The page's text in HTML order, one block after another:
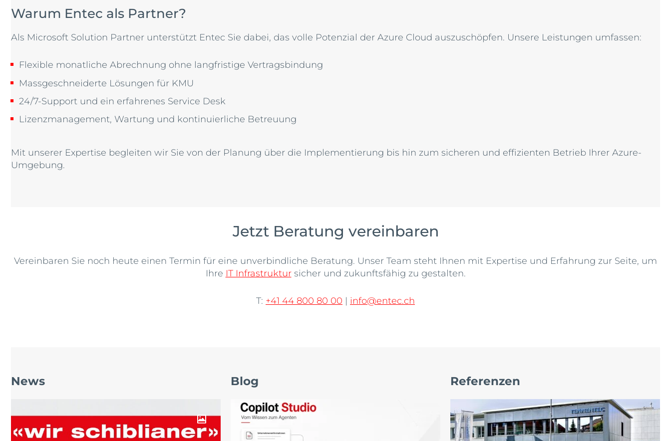
Warum Entec als Partner?
Als Microsoft Solution Partner unterstützt Entec Sie dabei, das volle Potenzial der Azure Cloud auszuschöpfen. Unsere Leistungen umfassen:
Flexible monatliche Abrechnung ohne langfristige Vertragsbindung
Massgeschneiderte Lösungen für KMU
24/7-Support und ein erfahrenes Service Desk
Lizenzmanagement, Wartung und kontinuierliche Betreuung
Mit unserer Expertise begleiten wir Sie von der Planung über die Implementierung bis hin zum sicheren und effizienten Betrieb Ihrer Azure-
Umgebung.
Jetzt Beratung vereinbaren
Vereinbaren Sie noch heute einen Termin für eine unverbindliche Beratung. Unser Team steht Ihnen mit Expertise und Erfahrung zur Seite, um
Ihre IT Infrastruktursicher und zukunftsfähig zu gestalten.
T: +41 44 800 80 00 | info@entec.ch
News Blog Referenzen